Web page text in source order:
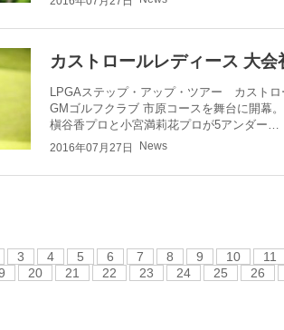
カストロールレディース 大会
LPGAステップ・アップ・ツアー カスト
GMゴルフクラブ 市原コースを舞台に開幕
槇谷香プロと小宮満莉花プロが5アンダー…
2016年07月27日 News
3 4 5 6 7 8 9 10
11
20 21 22 23 24 25 26